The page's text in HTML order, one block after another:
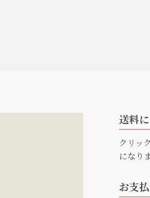
送料
クリッ
になり
お支